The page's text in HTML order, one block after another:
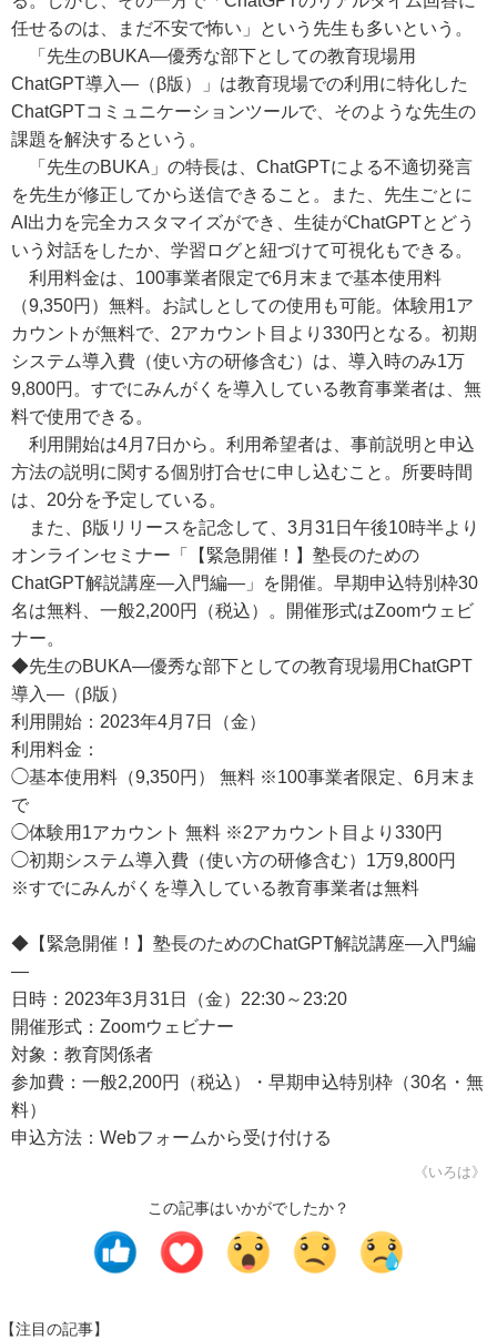
任せるのは、まだ不安で怖い」という先生も多いという。
「先生のBUKA―優秀な部下としての教育現場用
ChatGPT導入―（β版）」は教育現場での利用に特化した
ChatGPTコミュニケーションツールで、そのような先生の
課題を解決するという。
「先生のBUKA」の特長は、ChatGPTによる不適切発言
を先生が修正してから送信できること。また、先生ごとに
AI出力を完全カスタマイズができ、生徒がChatGPTとどう
いう対話をしたか、学習ログと紐づけて可視化もできる。
利用料金は、100事業者限定で6月末まで基本使用料
（9,350円）無料。お試しとしての使用も可能。体験用1ア
カウントが無料で、2アカウント目より330円となる。初期
システム導入費（使い方の研修含む）は、導入時のみ1万
9,800円。すでにみんがくを導入している教育事業者は、無
料で使用できる。
利用開始は4月7日から。利用希望者は、事前説明と申込
方法の説明に関する個別打合せに申し込むこと。所要時間
は、20分を予定している。
また、β版リリースを記念して、3月31日午後10時半より
オンラインセミナー「【緊急開催！】塾長のための
ChatGPT解説講座―入門編―」を開催。早期申込特別枠30
名は無料、一般2,200円（税込）。開催形式はZoomウェビ
ナー。
◆先生のBUKA―優秀な部下としての教育現場用ChatGPT
導入―（β版）
利用開始：2023年4月7日（金）
利用料金：
◯基本使用料（9,350円） 無料 ※100事業者限定、6月末ま
で
◯体験用1アカウント 無料 ※2アカウント目より330円
◯初期システム導入費（使い方の研修含む）1万9,800円
※すでにみんがくを導入している教育事業者は無料
◆【緊急開催！】塾長のためのChatGPT解説講座―入門編
―
日時：2023年3月31日（金）22:30～23:20
開催形式：Zoomウェビナー
対象：教育関係者
参加費：一般2,200円（税込）・早期申込特別枠（30名・無
料）
申込方法：Webフォームから受け付ける
《いろは》
この記事はいかがでしたか？
【注目の記事】